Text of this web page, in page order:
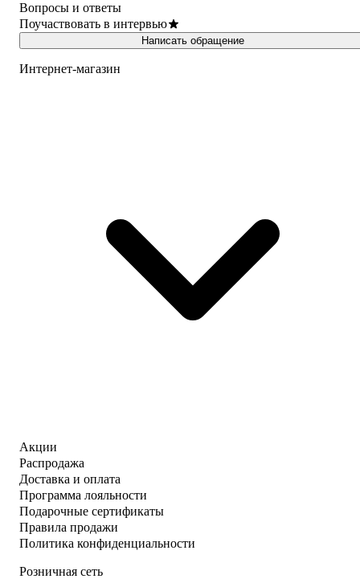
Вопросы и ответы
Поучаствовать в интервью
Написать обращение
Интернет-магазин
Акции
Распродажа
Доставка и оплата
Программа лояльности
Подарочные сертификаты
Правила продажи
Политика конфиденциальности
Розничная сеть